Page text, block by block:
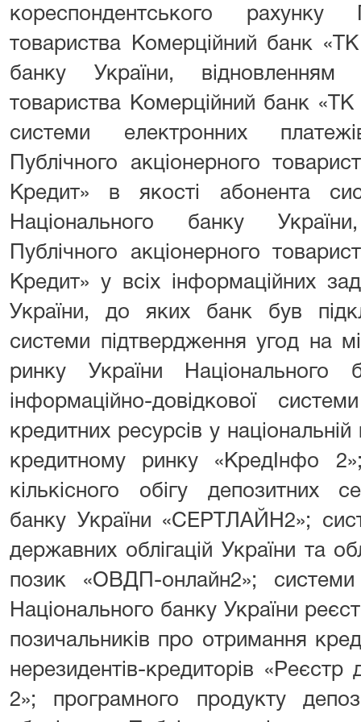
кореспондентського рахунку
товариства Комерційний банк
банку України, відновленням
товариства Комерційний банк «ТК
системи електронних
Публічного акціонерного
Кредит» в якості абонента
Національного банку
Публічного акціонерного
Кредит» у всіх інформаційних
України, до яких банк був
системи підтвердження угод на
ринку України Національного
інформаційно-довідкової
кредитних ресурсів у
кредитному ринку «КредІнфо
кількісного обігу депозитних
банку України «СЕРТЛАЙН2»;
державних облігацій України та
позик «ОВДП-онлайн2»; системи
Національного банку України
позичальників про отримання
нерезидентів-кредиторів
2»; програмного продукту